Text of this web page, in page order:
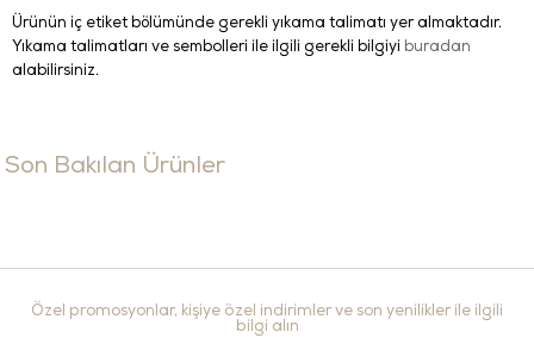
Ürünün iç etiket bölümünde gerekli yıkama talimatı yer almaktadır.
Yıkama talimatları ve sembolleri ile ilgili gerekli bilgiyi buradan
alabilirsiniz.
Son Bakılan Ürünler
Özel promosyonlar, kişiye özel indirimler ve son yenilikler ile ilgili
bilgi alın